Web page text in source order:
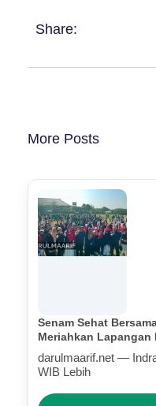
Share:
More Posts
Senam Sehat
Meriahkan Lapangan
darulmaarif.net —
WIB Lebih